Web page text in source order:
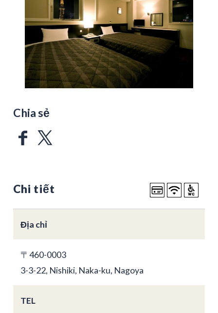
Chia sẻ
Chi tiết
Địa chỉ
〒460-0003
3-3-22, Nishiki, Naka-ku, Nagoya
TEL